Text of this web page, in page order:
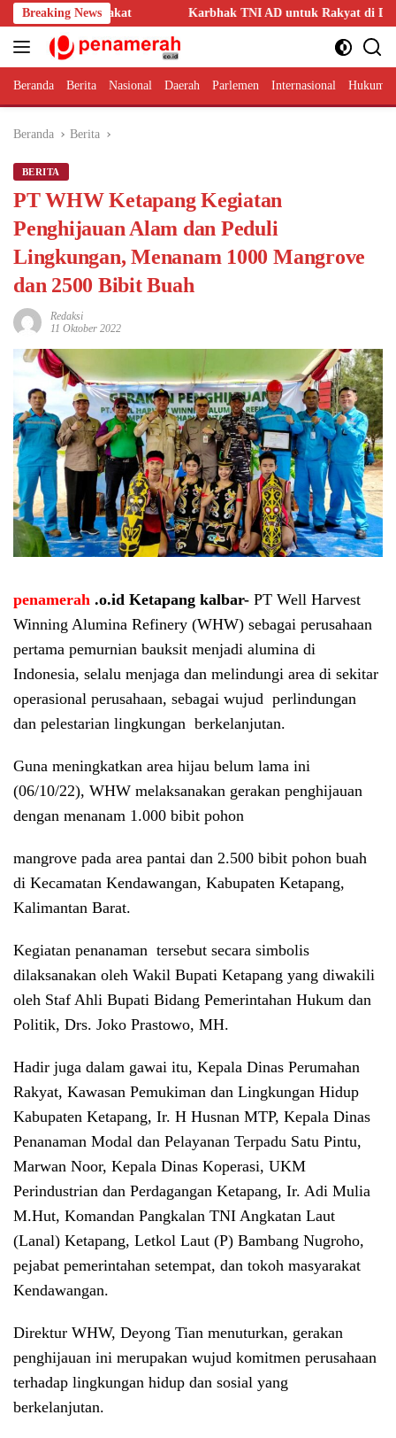
Langsung
ke
konten
Breaking NewsKarbhak TNI AD untuk Rakyat di Desa Lesabela
Beranda Berita Nasional Daerah Parlemen Internasional Hukum
Beranda Berita
BERITA
PT WHW Ketapang Kegiatan
Penghijauan Alam dan Peduli
Lingkungan, Menanam 1000 Mangrove
dan 2500 Bibit Buah
Redaksi
11 Oktober 2022
penamerah .o.id Ketapang kalbar- PT Well Harvest
Winning Alumina Refinery (WHW) sebagai perusahaan
pertama pemurnian bauksit menjadi alumina di
Indonesia, selalu menjaga dan melindungi area di sekitar
operasional perusahaan, sebagai wujud perlindungan
dan pelestarian lingkungan berkelanjutan.
Guna meningkatkan area hijau belum lama ini
(06/10/22), WHW melaksanakan gerakan penghijauan
dengan menanam 1.000 bibit pohon
mangrove pada area pantai dan 2.500 bibit pohon buah
di Kecamatan Kendawangan, Kabupaten Ketapang,
Kalimantan Barat.
Kegiatan penanaman tersebut secara simbolis
dilaksanakan oleh Wakil Bupati Ketapang yang diwakili
oleh Staf Ahli Bupati Bidang Pemerintahan Hukum dan
Politik, Drs. Joko Prastowo, MH.
Hadir juga dalam gawai itu, Kepala Dinas Perumahan
Rakyat, Kawasan Pemukiman dan Lingkungan Hidup
Kabupaten Ketapang, Ir. H Husnan MTP, Kepala Dinas
Penanaman Modal dan Pelayanan Terpadu Satu Pintu,
Marwan Noor, Kepala Dinas Koperasi, UKM
Perindustrian dan Perdagangan Ketapang, Ir. Adi Mulia
M.Hut, Komandan Pangkalan TNI Angkatan Laut
(Lanal) Ketapang, Letkol Laut (P) Bambang Nugroho,
pejabat pemerintahan setempat, dan tokoh masyarakat
Kendawangan.
Direktur WHW, Deyong Tian menuturkan, gerakan
penghijauan ini merupakan wujud komitmen perusahaan
terhadap lingkungan hidup dan sosial yang
berkelanjutan.